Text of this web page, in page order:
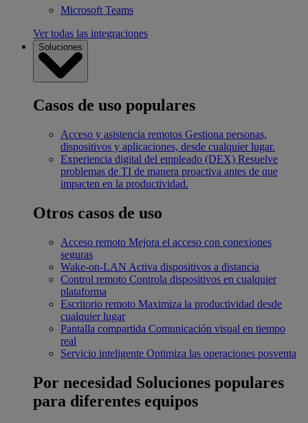
Microsoft Teams
Ver todas las integraciones
Soluciones
Casos de uso populares
Acceso y asistencia remotos Gestiona personas,
dispositivos y aplicaciones, desde cualquier lugar.
Experiencia digital del empleado (DEX) Resuelve
problemas de TI de manera proactiva antes de que
impacten en la productividad.
Otros casos de uso
Acceso remoto Mejora el acceso con conexiones
seguras
Wake-on-LAN Activa dispositivos a distancia
Control remoto Controla dispositivos en cualquier
plataforma
Escritorio remoto Maximiza la productividad desde
cualquier lugar
Pantalla compartida Comunicación visual en tiempo
real
Servicio inteligente Optimiza las operaciones posventa
Por necesidad Soluciones populares
para diferentes equipos